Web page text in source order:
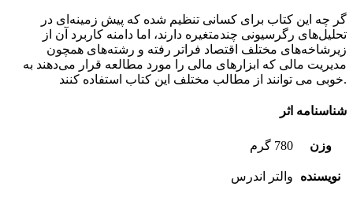
گر چه این کتاب برای کسانی تنظیم شده که پیش زمینه‌ای در
تحلیل‌های رگرسیونی چندمتغیره دارند، اما دامنه کاربرد آن از
زیرشاخه‌های مختلف اقتصاد فراتر رفته و رشته‌های همچون
مدیریت مالی که ابزارهای مالی را مورد مطالعه قرار می‌دهند به
خوبی می توانند از مطالب مختلف این کتاب استفاده کنند.
شناسنامه اثر
وزن 780 گرم
نویسنده والتر اندرس